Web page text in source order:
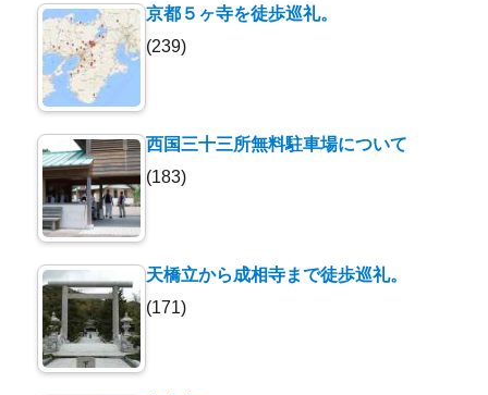
京都５ヶ寺を徒歩巡礼。
(239)
西国三十三所無料駐車場について
(183)
天橋立から成相寺まで徒歩巡礼。
(171)